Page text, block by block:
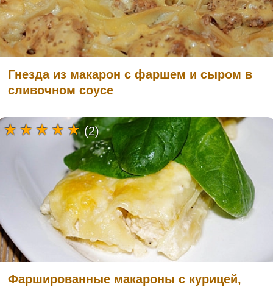
Гнезда из макарон с фаршем и сыром в
сливочном соусе
Фаршированные макароны с курицей,
(2)